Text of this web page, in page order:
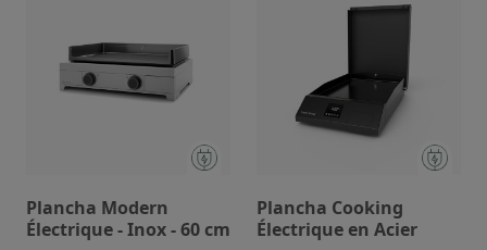
Plancha Modern
Électrique - Inox - 60 cm
Plancha Cooking
Électrique en Acier